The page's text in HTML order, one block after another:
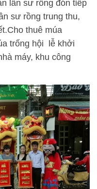
lân sư rồng đón tiếp
sư rồng trung thu,
thuê múa
trống hội lễ khởi
máy, khu công